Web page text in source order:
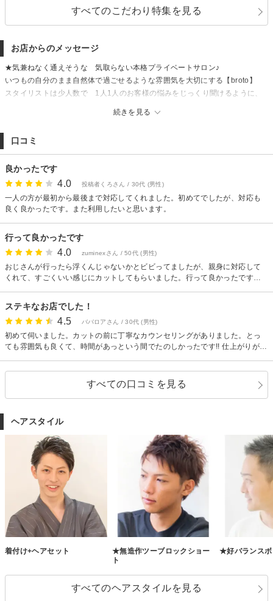
すべてのこだわり特集を見る
お店からのメッセージ
続きを見る
★気兼ねなく通えそうな 気取らない本格プライベートサロン♪
いつもの自分のまま自然体で過ごせるような雰囲気を大切にする【broto】
スタイリストは少人数で 1人1人のお客様の悩みをじっくり聞けるように、
大きなヘアサロンではなく、ゆったりとした時間を過ごしたい方におすすめ
ヘアメイク 着付け専門スタッフも滞在し早朝よりご対応させて頂いており
ますので 結婚式 2次会 イベント時もご利用ください
口コミ
良かったです
4.0 投稿者くろさん / 30代 (男性)
一人の方が最初から最後まで対応してくれました。初めてでしたが、対応も
良く良かったです。また利用したいと思います。
行って良かったです
4.0 zuminexさん / 50代 (男性)
おじさんが行ったら浮くんじゃないかとビビってましたが、親身に対応して
くれて、すごくいい感じにカットしてもらいました。行って良かったです。
ステキなお店でした！
4.5 ババロアさん / 30代 (男性)
初めて伺いました。カットの前に丁寧なカウンセリングがありました。とっ
ても雰囲気も良くて、時間があっという間でたのしかったです!! 仕上がりが想
すべての口コミを見る
ヘアスタイル
着付け+ヘアセット
★無造作ツーブロックショー
ト
★好バランスボ
すべてのヘアスタイルを見る